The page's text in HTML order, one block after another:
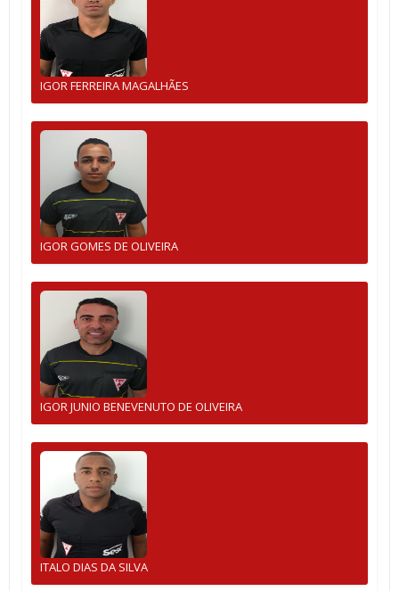
IGOR FERREIRA MAGALHÃES
IGOR GOMES DE OLIVEIRA
IGOR JUNIO BENEVENUTO DE OLIVEIRA
ITALO DIAS DA SILVA